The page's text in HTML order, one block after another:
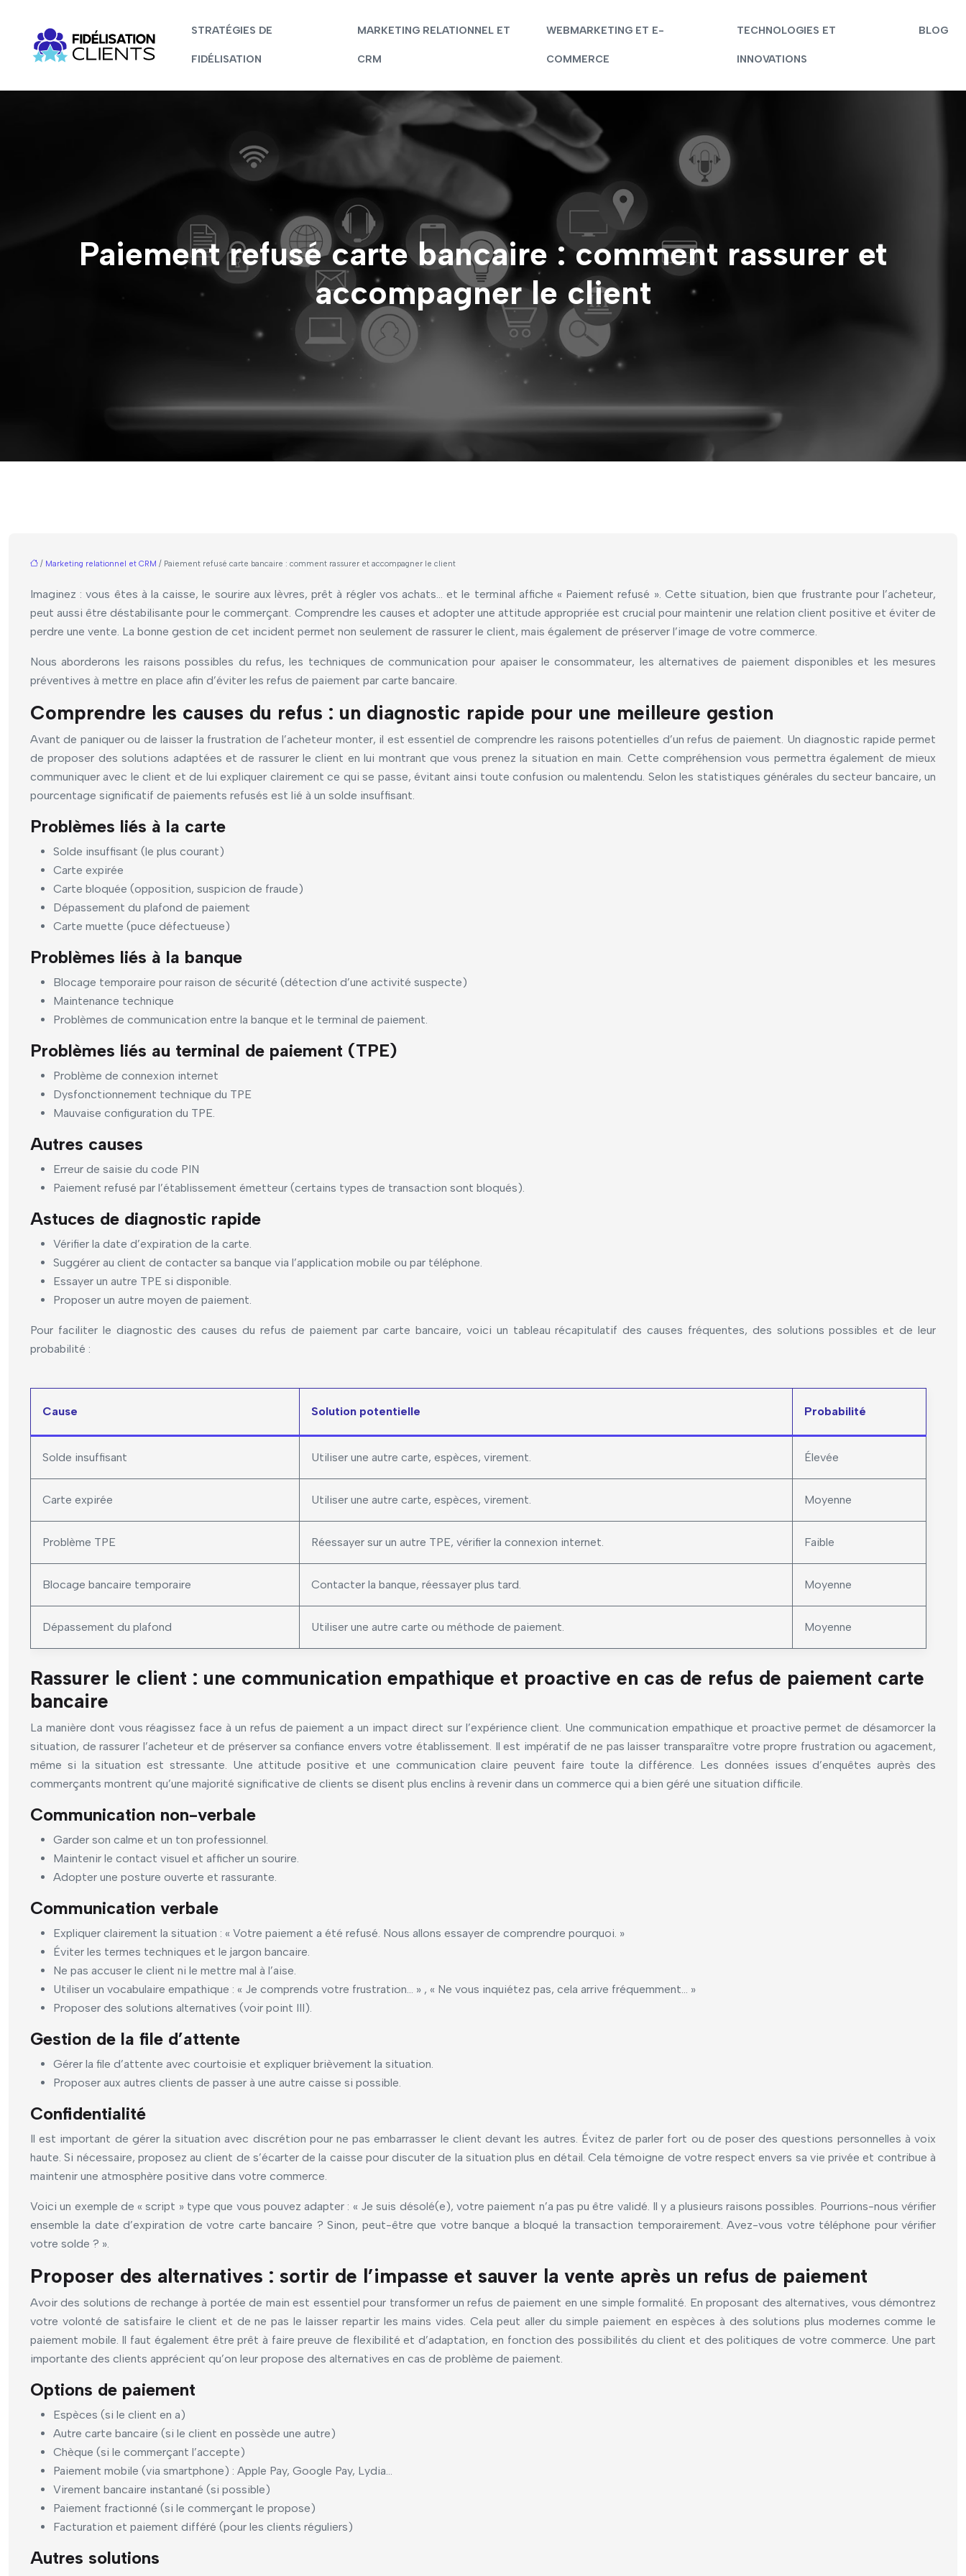
STRATÉGIES DE
FIDÉLISATION
MARKETING RELATIONNEL ET
CRM
WEBMARKETING ET E-
COMMERCE
TECHNOLOGIES ET
INNOVATIONS
BLOG
Paiement refusé carte bancaire : comment rassurer et
accompagner le client
/ Marketing relationnel et CRM / Paiement refusé carte bancaire : comment rassurer et accompagner le client
Imaginez : vous êtes à la caisse, le sourire aux lèvres, prêt à régler vos achats… et le terminal affiche « Paiement refusé ». Cette situation, bien que frustrante pour l’acheteur,
peut aussi être déstabilisante pour le commerçant. Comprendre les causes et adopter une attitude appropriée est crucial pour maintenir une relation client positive et éviter de
perdre une vente. La bonne gestion de cet incident permet non seulement de rassurer le client, mais également de préserver l’image de votre commerce.
Nous aborderons les raisons possibles du refus, les techniques de communication pour apaiser le consommateur, les alternatives de paiement disponibles et les mesures
préventives à mettre en place afin d’éviter les refus de paiement par carte bancaire.
Comprendre les causes du refus : un diagnostic rapide pour une meilleure gestion
Avant de paniquer ou de laisser la frustration de l’acheteur monter, il est essentiel de comprendre les raisons potentielles d’un refus de paiement. Un diagnostic rapide permet
de proposer des solutions adaptées et de rassurer le client en lui montrant que vous prenez la situation en main. Cette compréhension vous permettra également de mieux
communiquer avec le client et de lui expliquer clairement ce qui se passe, évitant ainsi toute confusion ou malentendu. Selon les statistiques générales du secteur bancaire, un
pourcentage significatif de paiements refusés est lié à un solde insuffisant.
Problèmes liés à la carte
Solde insuffisant (le plus courant)
Carte expirée
Carte bloquée (opposition, suspicion de fraude)
Dépassement du plafond de paiement
Carte muette (puce défectueuse)
Problèmes liés à la banque
Blocage temporaire pour raison de sécurité (détection d’une activité suspecte)
Maintenance technique
Problèmes de communication entre la banque et le terminal de paiement.
Problèmes liés au terminal de paiement (TPE)
Problème de connexion internet
Dysfonctionnement technique du TPE
Mauvaise configuration du TPE.
Autres causes
Erreur de saisie du code PIN
Paiement refusé par l’établissement émetteur (certains types de transaction sont bloqués).
Astuces de diagnostic rapide
Vérifier la date d’expiration de la carte.
Suggérer au client de contacter sa banque via l’application mobile ou par téléphone.
Essayer un autre TPE si disponible.
Proposer un autre moyen de paiement.
Pour faciliter le diagnostic des causes du refus de paiement par carte bancaire, voici un tableau récapitulatif des causes fréquentes, des solutions possibles et de leur
probabilité :
Cause Solution potentielle Probabilité
Solde insuffisant Utiliser une autre carte, espèces, virement. Élevée
Carte expirée Utiliser une autre carte, espèces, virement. Moyenne
Problème TPE Réessayer sur un autre TPE, vérifier la connexion internet. Faible
Blocage bancaire temporaire Contacter la banque, réessayer plus tard. Moyenne
Dépassement du plafond Utiliser une autre carte ou méthode de paiement. Moyenne
Rassurer le client : une communication empathique et proactive en cas de refus de paiement carte
bancaire
La manière dont vous réagissez face à un refus de paiement a un impact direct sur l’expérience client. Une communication empathique et proactive permet de désamorcer la
situation, de rassurer l’acheteur et de préserver sa confiance envers votre établissement. Il est impératif de ne pas laisser transparaître votre propre frustration ou agacement,
même si la situation est stressante. Une attitude positive et une communication claire peuvent faire toute la différence. Les données issues d’enquêtes auprès des
commerçants montrent qu’une majorité significative de clients se disent plus enclins à revenir dans un commerce qui a bien géré une situation difficile.
Communication non-verbale
Garder son calme et un ton professionnel.
Maintenir le contact visuel et afficher un sourire.
Adopter une posture ouverte et rassurante.
Communication verbale
Expliquer clairement la situation : « Votre paiement a été refusé. Nous allons essayer de comprendre pourquoi. »
Éviter les termes techniques et le jargon bancaire.
Ne pas accuser le client ni le mettre mal à l’aise.
Utiliser un vocabulaire empathique : « Je comprends votre frustration… » , « Ne vous inquiétez pas, cela arrive fréquemment… »
Proposer des solutions alternatives (voir point III).
Gestion de la file d’attente
Gérer la file d’attente avec courtoisie et expliquer brièvement la situation.
Proposer aux autres clients de passer à une autre caisse si possible.
Confidentialité
Il est important de gérer la situation avec discrétion pour ne pas embarrasser le client devant les autres. Évitez de parler fort ou de poser des questions personnelles à voix
haute. Si nécessaire, proposez au client de s’écarter de la caisse pour discuter de la situation plus en détail. Cela témoigne de votre respect envers sa vie privée et contribue à
maintenir une atmosphère positive dans votre commerce.
Voici un exemple de « script » type que vous pouvez adapter : « Je suis désolé(e), votre paiement n’a pas pu être validé. Il y a plusieurs raisons possibles. Pourrions-nous vérifier
ensemble la date d’expiration de votre carte bancaire ? Sinon, peut-être que votre banque a bloqué la transaction temporairement. Avez-vous votre téléphone pour vérifier
votre solde ? ».
Proposer des alternatives : sortir de l’impasse et sauver la vente après un refus de paiement
Avoir des solutions de rechange à portée de main est essentiel pour transformer un refus de paiement en une simple formalité. En proposant des alternatives, vous démontrez
votre volonté de satisfaire le client et de ne pas le laisser repartir les mains vides. Cela peut aller du simple paiement en espèces à des solutions plus modernes comme le
paiement mobile. Il faut également être prêt à faire preuve de flexibilité et d’adaptation, en fonction des possibilités du client et des politiques de votre commerce. Une part
importante des clients apprécient qu’on leur propose des alternatives en cas de problème de paiement.
Options de paiement
Espèces (si le client en a)
Autre carte bancaire (si le client en possède une autre)
Chèque (si le commerçant l’accepte)
Paiement mobile (via smartphone) : Apple Pay, Google Pay, Lydia…
Virement bancaire instantané (si possible)
Paiement fractionné (si le commerçant le propose)
Facturation et paiement différé (pour les clients réguliers)
Autres solutions